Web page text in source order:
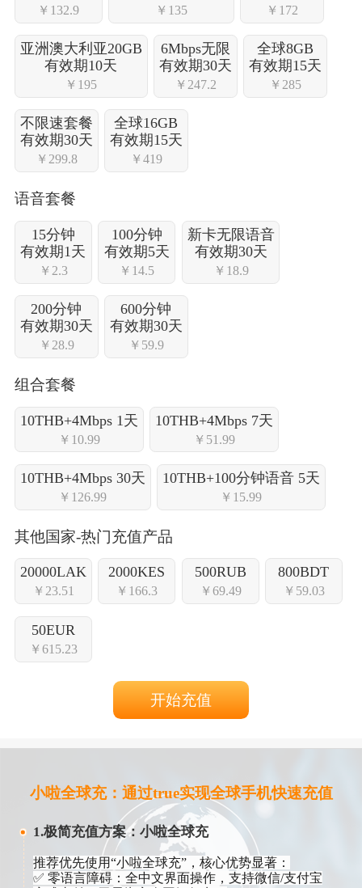
￥132.9 ￥135 ￥172
亚洲澳大利亚20GB
有效期10天
￥195
6Mbps无限
有效期30天
￥247.2
全球8GB
有效期15天
￥285
不限速套餐
有效期30天
￥299.8
全球16GB
有效期15天
￥419
语音套餐
15分钟
有效期1天
￥2.3
100分钟
有效期5天
￥14.5
新卡无限语音
有效期30天
￥18.9
200分钟
有效期30天
￥28.9
600分钟
有效期30天
￥59.9
组合套餐
10THB+4Mbps 1天
￥10.99
10THB+4Mbps 7天
￥51.99
10THB+4Mbps 30天
￥126.99
10THB+100分钟语音 5天
￥15.99
其他国家-热门充值产品
20000LAK
￥23.51
2000KES
￥166.3
500RUB
￥69.49
800BDT
￥59.03
50EUR
￥615.23
开始充值
小啦全球充：通过true实现全球手机快速充值
1.极简充值方案：小啦全球充​
推荐优先使用“小啦全球充”，核心优势显著：
✅ ​​零语言障碍​​：全中文界面操作，支持微信/支付宝